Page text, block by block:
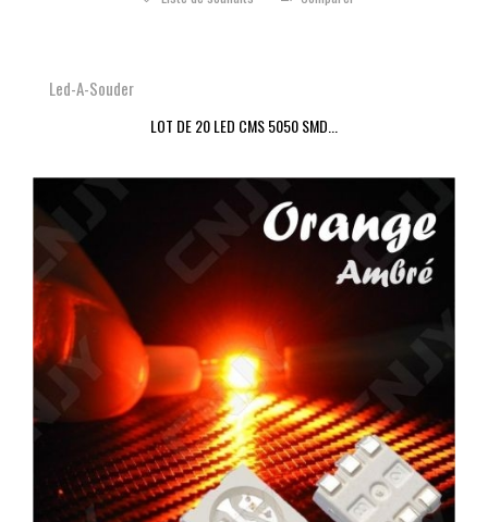
Led-A-Souder
LOT DE 20 LED CMS 5050 SMD...